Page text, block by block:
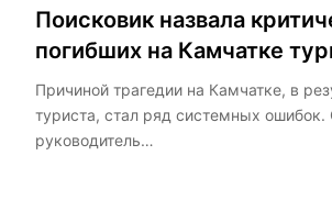
Поисковик назвала
погибших на Камчатке
Причиной трагедии на Камчатке, в
туриста, стал ряд системных
руководитель…